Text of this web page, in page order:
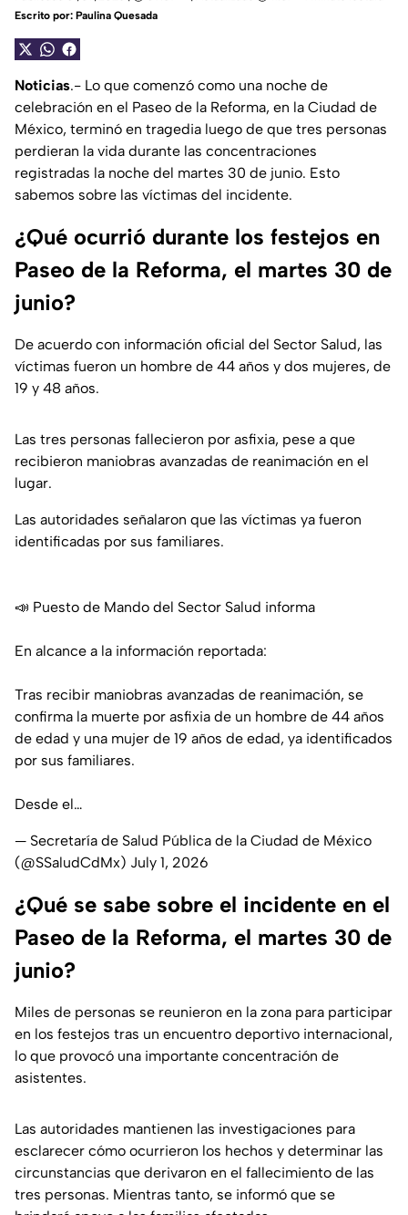
Escrito por: Paulina Quesada
Noticias.- Lo que comenzó como una noche de
celebración en el Paseo de la Reforma, en la Ciudad de
México, terminó en tragedia luego de que tres personas
perdieran la vida durante las concentraciones
registradas la noche del martes 30 de junio. Esto
sabemos sobre las víctimas del incidente.
¿Qué ocurrió durante los festejos en
Paseo de la Reforma, el martes 30 de
junio?
De acuerdo con información oficial del Sector Salud, las
víctimas fueron un hombre de 44 años y dos mujeres, de
19 y 48 años.
Las tres personas fallecieron por asfixia, pese a que
recibieron maniobras avanzadas de reanimación en el
lugar.
Las autoridades señalaron que las víctimas ya fueron
identificadas por sus familiares.
📣 Puesto de Mando del Sector Salud informa
En alcance a la información reportada:
Tras recibir maniobras avanzadas de reanimación, se
confirma la muerte por asfixia de un hombre de 44 años
de edad y una mujer de 19 años de edad, ya identificados
por sus familiares.
Desde el…
— Secretaría de Salud Pública de la Ciudad de México
(@SSaludCdMx) July 1, 2026
¿Qué se sabe sobre el incidente en el
Paseo de la Reforma, el martes 30 de
junio?
Miles de personas se reunieron en la zona para participar
en los festejos tras un encuentro deportivo internacional,
lo que provocó una importante concentración de
asistentes.
Las autoridades mantienen las investigaciones para
esclarecer cómo ocurrieron los hechos y determinar las
circunstancias que derivaron en el fallecimiento de las
tres personas. Mientras tanto, se informó que se